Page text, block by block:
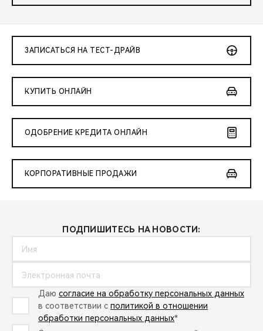
ЗАПИСАТЬСЯ НА ТЕСТ-ДРАЙВ
КУПИТЬ ОНЛАЙН
ОДОБРЕНИЕ КРЕДИТА ОНЛАЙН
КОРПОРАТИВНЫЕ ПРОДАЖИ
ПОДПИШИТЕСЬ НА НОВОСТИ:
Даю согласие на обработку персональных данных
в соответствии с политикой в отношении
обработки персональных данных*